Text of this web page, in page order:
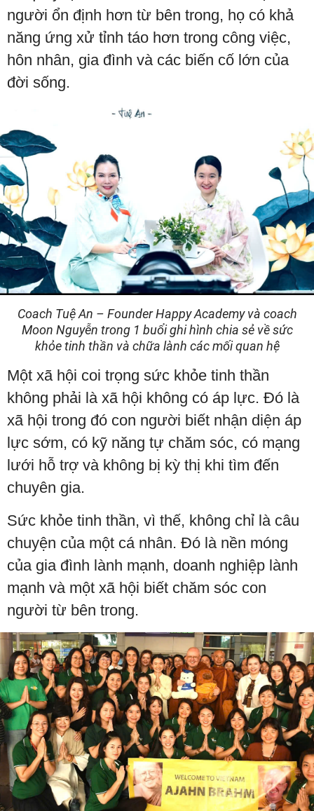
người ổn định hơn từ bên trong, họ có khả
năng ứng xử tỉnh táo hơn trong công việc,
hôn nhân, gia đình và các biến cố lớn của
đời sống.
Coach Tuệ An – Founder Happy Academy và coach
Moon Nguyễn trong 1 buổi ghi hình chia sẻ về sức
khỏe tinh thần và chữa lành các mối quan hệ
Một xã hội coi trọng sức khỏe tinh thần
không phải là xã hội không có áp lực. Đó là
xã hội trong đó con người biết nhận diện áp
lực sớm, có kỹ năng tự chăm sóc, có mạng
lưới hỗ trợ và không bị kỳ thị khi tìm đến
chuyên gia.
Sức khỏe tinh thần, vì thế, không chỉ là câu
chuyện của một cá nhân. Đó là nền móng
của gia đình lành mạnh, doanh nghiệp lành
mạnh và một xã hội biết chăm sóc con
người từ bên trong.